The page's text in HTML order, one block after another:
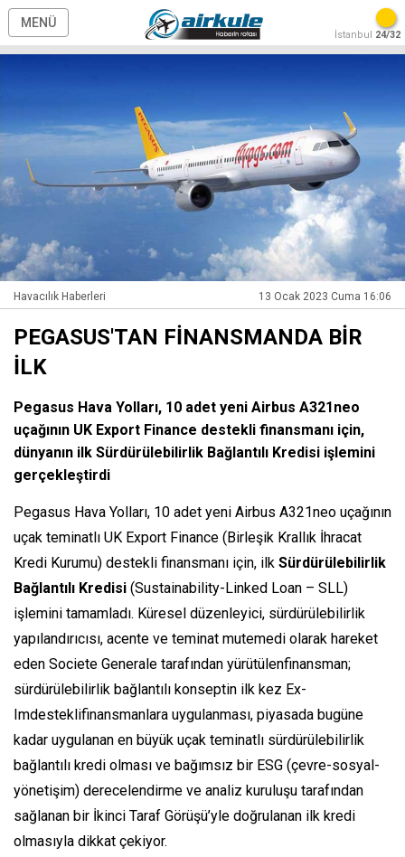
MENÜ
İstanbul 24/32
Havacılık Haberleri 13 Ocak 2023 Cuma 16:06
PEGASUS'TAN FİNANSMANDA BİR
İLK
Pegasus Hava Yolları, 10 adet yeni Airbus A321neo
uçağının UK Export Finance destekli finansmanı için,
dünyanın ilk Sürdürülebilirlik Bağlantılı Kredisi işlemini
gerçekleştirdi
Pegasus Hava Yolları, 10 adet yeni Airbus A321neo uçağının
uçak teminatlı UK Export Finance (Birleşik Krallık İhracat
Kredi Kurumu) destekli finansmanı için, ilk Sürdürülebilirlik
Bağlantılı Kredisi (Sustainability-Linked Loan – SLL)
işlemini tamamladı. Küresel düzenleyici, sürdürülebilirlik
yapılandırıcısı, acente ve teminat mutemedi olarak hareket
eden Societe Generale tarafından yürütülenfinansman;
sürdürülebilirlik bağlantılı konseptin ilk kez Ex-
Imdesteklifinansmanlara uygulanması, piyasada bugüne
kadar uygulanan en büyük uçak teminatlı sürdürülebilirlik
bağlantılı kredi olması ve bağımsız bir ESG (çevre-sosyal-
yönetişim) derecelendirme ve analiz kuruluşu tarafından
sağlanan bir İkinci Taraf Görüşü’yle doğrulanan ilk kredi
olmasıyla dikkat çekiyor.